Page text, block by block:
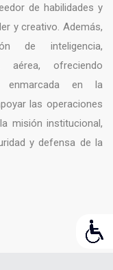
de habilidades y
y creativo. Además,
de inteligencia,
aérea, ofreciendo
enmarcada en la
las operaciones
misión institucional,
y defensa de la